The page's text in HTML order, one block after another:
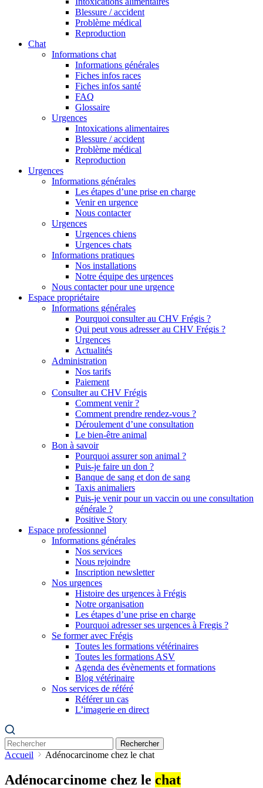
Blessure / accident
Problème médical
Reproduction
Chat
Informations chat
Informations générales
Fiches infos races
Fiches infos santé
FAQ
Glossaire
Urgences
Intoxications alimentaires
Blessure / accident
Problème médical
Reproduction
Urgences
Informations générales
Les étapes d’une prise en charge
Venir en urgence
Nous contacter
Urgences
Urgences chiens
Urgences chats
Informations pratiques
Nos installations
Notre équipe des urgences
Nous contacter pour une urgence
Espace propriétaire
Informations générales
Pourquoi consulter au CHV Frégis ?
Qui peut vous adresser au CHV Frégis ?
Urgences
Actualités
Administration
Nos tarifs
Paiement
Consulter au CHV Frégis
Comment venir ?
Comment prendre rendez-vous ?
Déroulement d’une consultation
Le bien-être animal
Bon à savoir
Pourquoi assurer son animal ?
Puis-je faire un don ?
Banque de sang et don de sang
Taxis animaliers
Puis-je venir pour un vaccin ou une consultation
générale ?
Positive Story
Espace professionnel
Informations générales
Nos services
Nous rejoindre
Inscription newsletter
Nos urgences
Histoire des urgences à Frégis
Notre organisation
Les étapes d’une prise en charge
Pourquoi adresser ses urgences à Fregis ?
Se former avec Frégis
Toutes les formations vétérinaires
Toutes les formations ASV
Agenda des évènements et formations
Blog vétérinaire
Nos services de référé
Référer un cas
L’imagerie en direct
Rechercher
Accueil Adénocarcinome chez le chat
Adénocarcinome chez le chat